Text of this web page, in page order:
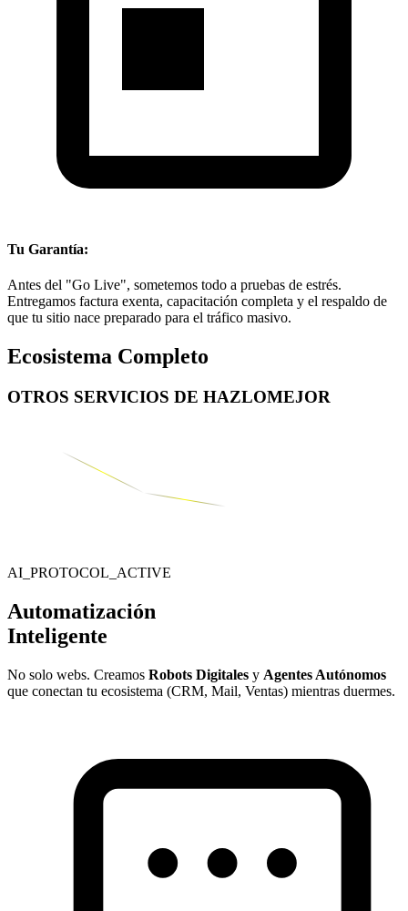
Tu Garantía:
Antes del "Go Live", sometemos todo a pruebas de estrés.
Entregamos factura exenta, capacitación completa y el respaldo de
que tu sitio nace preparado para el tráfico masivo.
Ecosistema Completo
OTROS SERVICIOS DE HAZLOMEJOR
AI_PROTOCOL_ACTIVE
Automatización
Inteligente
No solo webs. Creamos Robots Digitales y Agentes Autónomos
que conectan tu ecosistema (CRM, Mail, Ventas) mientras duermes.